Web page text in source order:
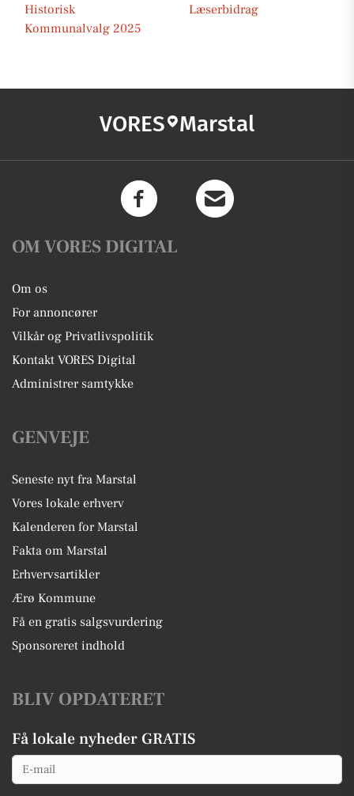
Historisk
Læserbidrag
Kommunalvalg 2025
VORES Marstal
OM VORES DIGITAL
Om os
For annoncører
Vilkår og Privatlivspolitik
Kontakt VORES Digital
Administrer samtykke
GENVEJE
Seneste nyt fra Marstal
Vores lokale erhverv
Kalenderen for Marstal
Fakta om Marstal
Erhvervsartikler
Ærø Kommune
Få en gratis salgsvurdering
Sponsoreret indhold
BLIV OPDATERET
Få lokale nyheder GRATIS
Email